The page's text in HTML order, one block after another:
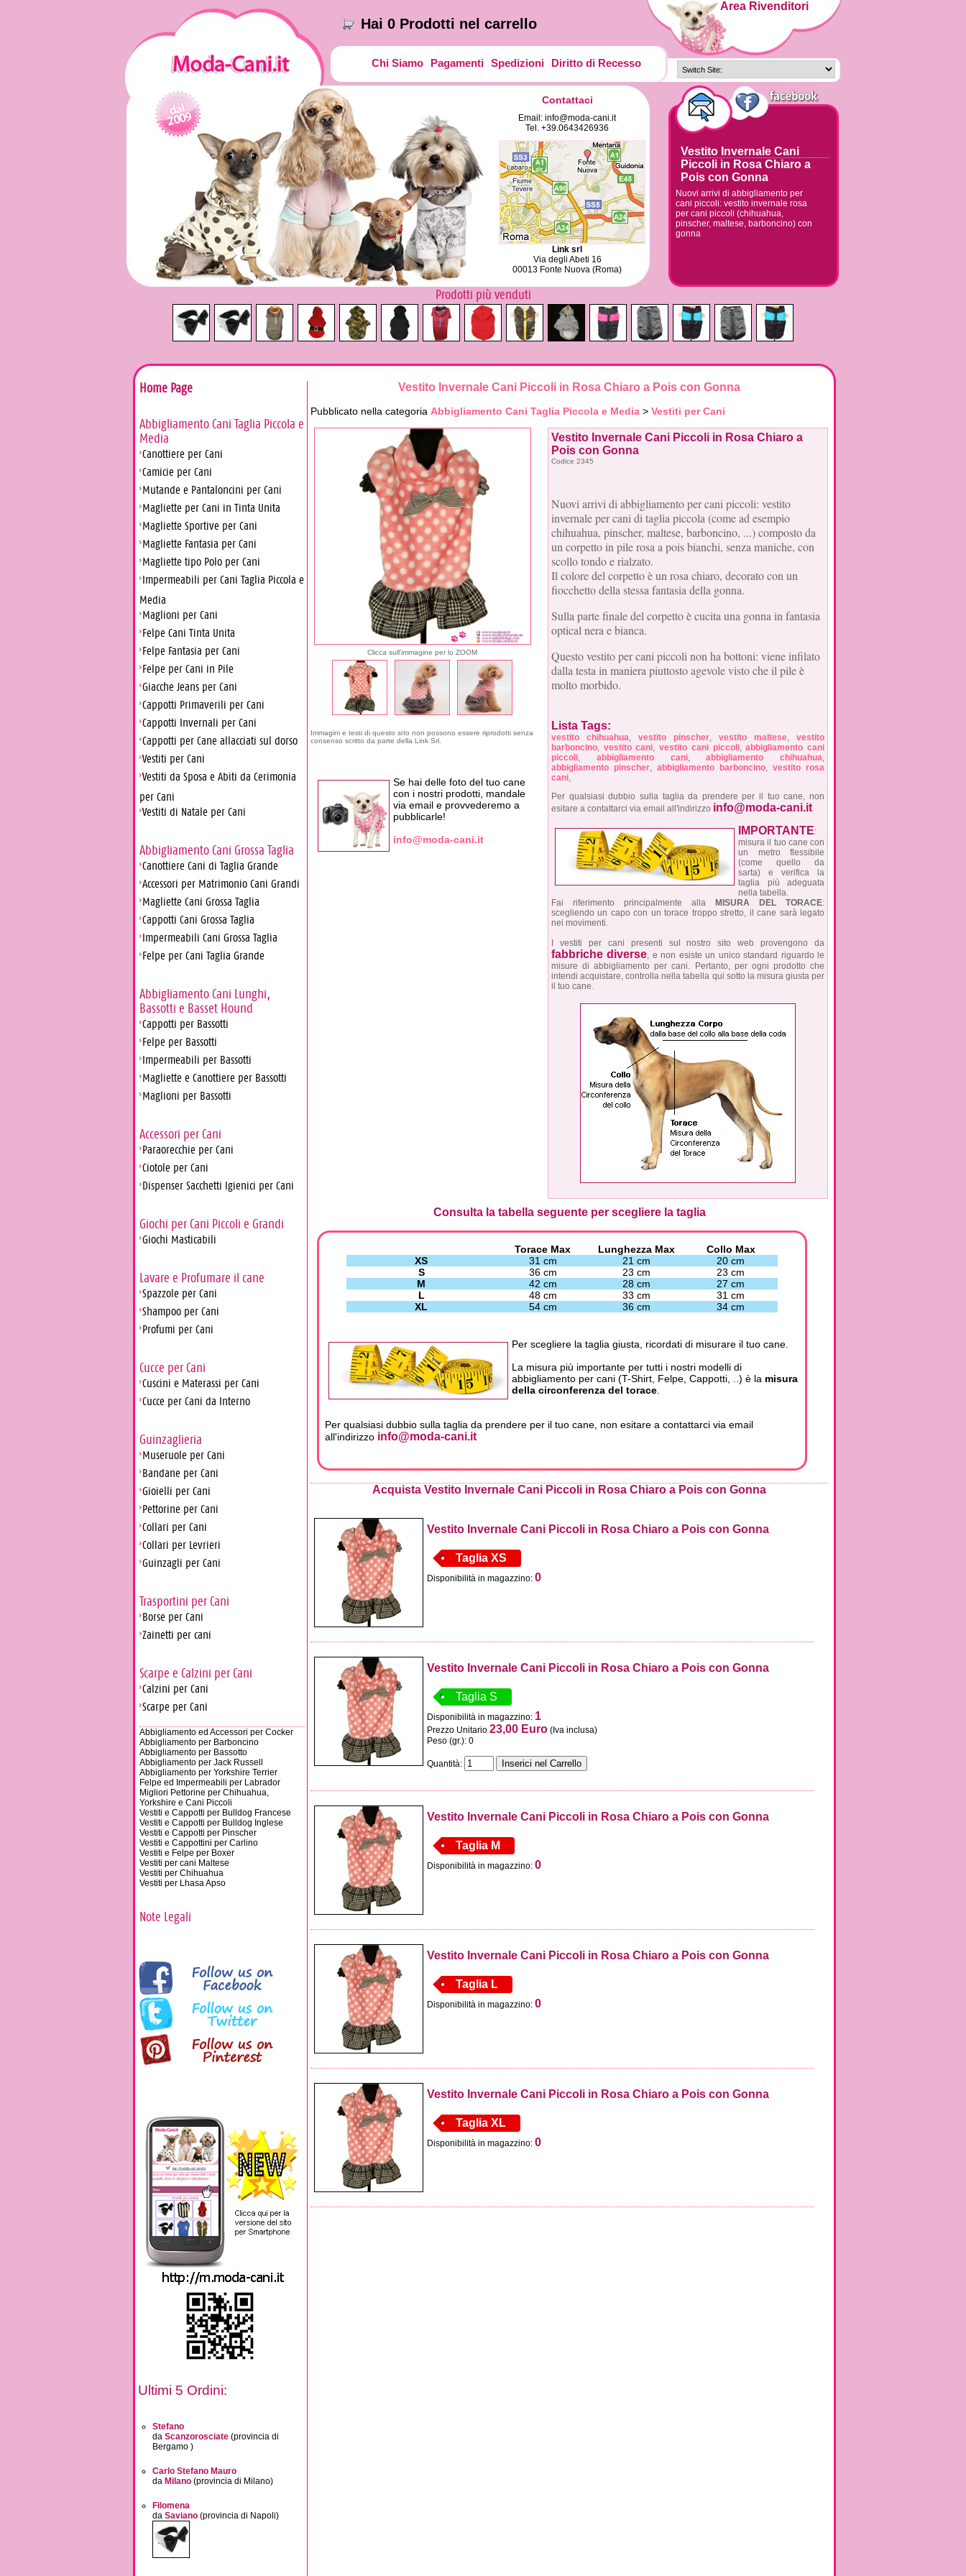
Hai 0 Prodotti nel carrello
Area Rivenditori
Chi Siamo Pagamenti Spedizioni Diritto di Recesso
Contattaci
Email: info@moda-cani.it
Tel. +39.0643426936
Link srl
Via degli Abeti 16
00013 Fonte Nuova (Roma)
Vestito Invernale Cani
Piccoli in Rosa Chiaro a
Pois con Gonna
Nuovi arrivi di abbigliamento per
cani piccoli: vestito invernale rosa
per cani piccoli (chihuahua,
pinscher, maltese, barboncino) con
gonna
Prodotti più venduti
Home Page
Abbigliamento Cani Taglia Piccola e
Media
Canottiere per Cani
Camicie per Cani
Mutande e Pantaloncini per Cani
Magliette per Cani in Tinta Unita
Magliette Sportive per Cani
Magliette Fantasia per Cani
Magliette tipo Polo per Cani
Impermeabili per Cani Taglia Piccola e
Media
Maglioni per Cani
Felpe Cani Tinta Unita
Felpe Fantasia per Cani
Felpe per Cani in Pile
Giacche Jeans per Cani
Cappotti Primaverili per Cani
Cappotti Invernali per Cani
Cappotti per Cane allacciati sul dorso
Vestiti per Cani
Vestiti da Sposa e Abiti da Cerimonia
per Cani
Vestiti di Natale per Cani
Abbigliamento Cani Grossa Taglia
Canottiere Cani di Taglia Grande
Accessori per Matrimonio Cani Grandi
Magliette Cani Grossa Taglia
Cappotti Cani Grossa Taglia
Impermeabili Cani Grossa Taglia
Felpe per Cani Taglia Grande
Abbigliamento Cani Lunghi,
Bassotti e Basset Hound
Cappotti per Bassotti
Felpe per Bassotti
Impermeabili per Bassotti
Magliette e Canottiere per Bassotti
Maglioni per Bassotti
Accessori per Cani
Paraorecchie per Cani
Ciotole per Cani
Dispenser Sacchetti Igienici per Cani
Giochi per Cani Piccoli e Grandi
Giochi Masticabili
Lavare e Profumare il cane
Spazzole per Cani
Shampoo per Cani
Profumi per Cani
Cucce per Cani
Cuscini e Materassi per Cani
Cucce per Cani da Interno
Guinzaglieria
Museruole per Cani
Bandane per Cani
Gioielli per Cani
Pettorine per Cani
Collari per Cani
Collari per Levrieri
Guinzagli per Cani
Trasportini per Cani
Borse per Cani
Zainetti per cani
Scarpe e Calzini per Cani
Calzini per Cani
Scarpe per Cani
Abbigliamento ed Accessori per Cocker
Abbigliamento per Barboncino
Abbigliamento per Bassotto
Abbigliamento per Jack Russell
Abbigliamento per Yorkshire Terrier
Felpe ed Impermeabili per Labrador
Migliori Pettorine per Chihuahua,
Yorkshire e Cani Piccoli
Vestiti e Cappotti per Bulldog Francese
Vestiti e Cappotti per Bulldog Inglese
Vestiti e Cappotti per Pinscher
Vestiti e Cappottini per Carlino
Vestiti e Felpe per Boxer
Vestiti per cani Maltese
Vestiti per Chihuahua
Vestiti per Lhasa Apso
Note Legali
Ultimi 5 Ordini:
Stefano
da Scanzorosciate (provincia di
Bergamo )
Carlo Stefano Mauro
da Milano (provincia di Milano)
Filomena
da Saviano (provincia di Napoli)
Vestito Invernale Cani Piccoli in Rosa Chiaro a Pois con Gonna
Pubblicato nella categoria Abbigliamento Cani Taglia Piccola e Media > Vestiti per Cani
Clicca sull'immagine per lo ZOOM
Immagini e testi di questo sito non possono essere riprodotti senza
consenso scritto da parte della Link Srl.
Se hai delle foto del tuo cane
con i nostri prodotti, mandale
via email e provvederemo a
pubblicarle!
info@moda-cani.it
Vestito Invernale Cani Piccoli in Rosa Chiaro a
Pois con Gonna
Codice 2345
Nuovi arrivi di abbigliamento per cani piccoli: vestito
invernale per cani di taglia piccola (come ad esempio
chihuahua, pinscher, maltese, barboncino, ...) composto da
un corpetto in pile rosa a pois bianchi, senza maniche, con
scollo tondo e rialzato.
Il colore del corpetto è un rosa chiaro, decorato con un
fiocchetto della stessa fantasia della gonna.
Sulla parte finale del corpetto è cucita una gonna in fantasia
optical nera e bianca.
Questo vestito per cani piccoli non ha bottoni: viene infilato
dalla testa in maniera piuttosto agevole visto che il pile è
molto morbido.
Lista Tags:
vestito chihuahua, vestito pinscher, vestito maltese, vestito
barboncino, vestito cani,vestito cani piccoli,abbigliamento cani
piccoli, abbigliamento cani,abbigliamento chihuahua,
abbigliamento pinscher, abbigliamento barboncino, vestito rosa
cani,
Per qualsiasi dubbio sulla taglia da prendere per il tuo cane, non
esitare a contattarci via email all'indirizzo info@moda-cani.it
IMPORTANTE:
misura il tuo cane con
un metro flessibile
(come quello da
sarta) e verifica la
taglia più adeguata
nella tabella.
Fai riferimento principalmente alla
MISURA DEL TORACE:
scegliendo un capo con un torace troppo stretto, il cane sarà legato
nei movimenti.
I vestiti per cani presenti sul nostro sito web provengono da
fabbriche diverse, e non esiste un unico standard riguardo le
misure di abbigliamento per cani. Pertanto, per ogni prodotto che
intendi acquistare, controlla nella tabella qui sotto la misura giusta per
il tuo cane.
Consulta la tabella seguente per scegliere la taglia
Torace Max Lunghezza Max
Collo Max
XS
31 cm 21 cm
20 cm
S
36 cm 23 cm
23 cm
M
42 cm 28 cm
27 cm
L
48 cm 33 cm
31 cm
XL
54 cm 36 cm 34 cm
Per scegliere la taglia giusta, ricordati di misurare il tuo cane.
La misura più importante per tutti i nostri modelli di
abbigliamento per cani (T-Shirt, Felpe, Cappotti, ..) è la misura
della circonferenza del torace
Per qualsiasi dubbio sulla taglia da prendere per il tuo cane, non esitare a contattarci via email
all'indirizzo info@moda-cani.it
Acquista Vestito Invernale Cani Piccoli in Rosa Chiaro a Pois con Gonna
Vestito Invernale Cani Piccoli in Rosa Chiaro a Pois con Gonna
Taglia XS
Disponibilità in magazzino: 0
Vestito Invernale Cani Piccoli in Rosa Chiaro a Pois con Gonna
Taglia S
Disponibilità in magazzino: 1
Prezzo Unitario 23,00 Euro (Iva inclusa)
Peso (gr.): 0
Quantità:
Vestito Invernale Cani Piccoli in Rosa Chiaro a Pois con Gonna
Taglia M
Disponibilità in magazzino: 0
Vestito Invernale Cani Piccoli in Rosa Chiaro a Pois con Gonna
Taglia L
Disponibilità in magazzino: 0
Vestito Invernale Cani Piccoli in Rosa Chiaro a Pois con Gonna
Taglia XL
Disponibilità in magazzino: 0